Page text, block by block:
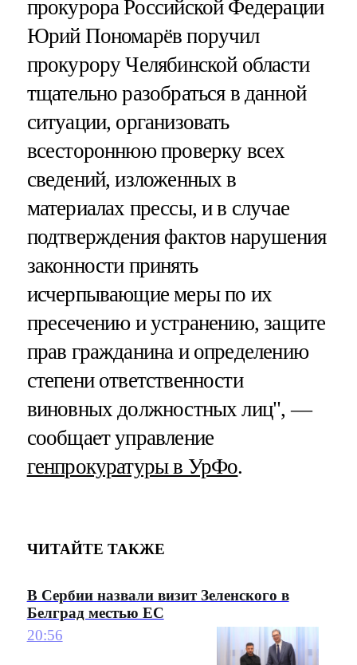
прокурора Российской Федерации
Юрий Пономарёв поручил
прокурору Челябинской области
тщательно разобраться в данной
ситуации, организовать
всестороннюю проверку всех
сведений, изложенных в
материалах прессы, и в случае
подтверждения фактов нарушения
законности принять
исчерпывающие меры по их
пресечению и устранению, защите
прав гражданина и определению
степени ответственности
виновных должностных лиц", —
сообщает управление
генпрокуратуры в УрФо.
ЧИТАЙТЕ ТАКЖЕ
В Сербии назвали визит Зеленского в
Белград местью ЕС
20:56